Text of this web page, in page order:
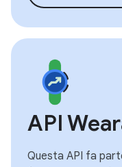
API
Questa API fa